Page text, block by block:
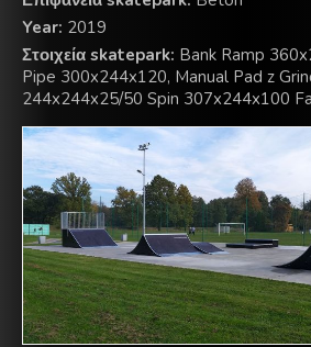
Year: 2019
Στοιχεία skatepark: Bank Ramp
Pipe 300x244x120, Manual Pad z
244x244x25/50 Spin 307x244x100